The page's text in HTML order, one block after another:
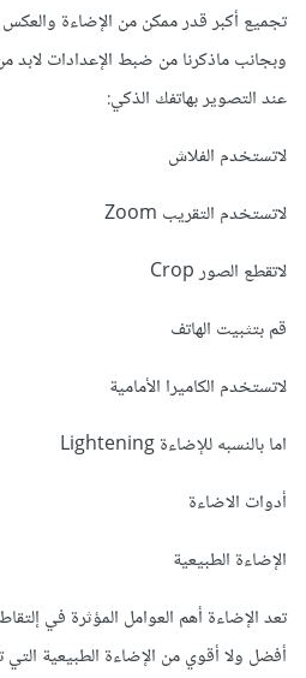
تجميع أكبر قدر ممكن من الإضاءة
وبجانب ماذكرنا من ضبط الإعدادات لابد
عند التصوير بهاتفك الذكي:
لاتستخدم الفلاش
لاتستخدم التقريب Zoom
لاتقطع الصور Crop
قم بتثبيت الهاتف
لاتستخدم الكاميرا الأمامية
اما بالنسبه للإضاءة Lightening
أدوات الاضاءة
الإضاءة الطبيعية
تعد الإضاءة أهم العوامل المؤثرة في
أفضل ولا أقوي من الإضاءة الطبيعية